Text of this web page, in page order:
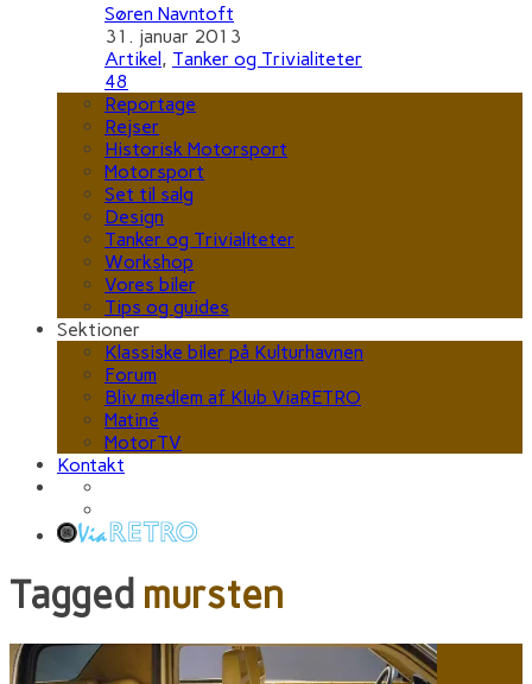
Søren Navntoft
31. januar 2013
Artikel, Tanker og Trivialiteter
48
Reportage
Rejser
Historisk Motorsport
Motorsport
Set til salg
Design
Tanker og Trivialiteter
Workshop
Vores biler
Tips og guides
Sektioner
Klassiske biler på Kulturhavnen
Forum
Bliv medlem af Klub ViaRETRO
Matiné
MotorTV
Kontakt
Tagged mursten